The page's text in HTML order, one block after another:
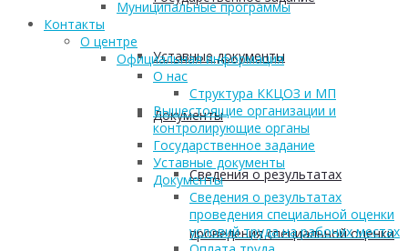
Уставные документы
Документы
Сведения о результатах
проведения специальной оценки
Муниципальные программы
Контакты
О центре
Официальная информация
О нас
Структура ККЦОЗ и МП
Вышестоящие организации и
контролирующие органы
Государственное задание
Уставные документы
Документы
Сведения о результатах
проведения специальной оценки
условий труда на рабочих местах